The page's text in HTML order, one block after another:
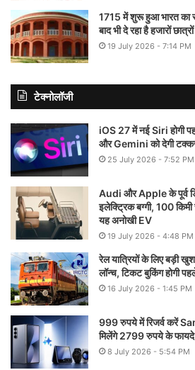
1715 में शुरू हुआ भारत का
बाद भी दे रहा है हजारों छात्रों
19 July 2026 - 7:14 PM
टेक्नोलॉजी
iOS 27 में नई Siri होगी
और Gemini को देगी
25 July 2026 - 7:52 PM
Audi और Apple के पूर्व
इलेक्ट्रिक बग्गी, 100
यह अनोखी EV
19 July 2026 - 4:48 PM
रेल यात्रियों के लिए बड़ी
लॉन्च, टिकट बुकिंग होगी
16 July 2026 - 1:45 PM
999 रुपये में रिजर्व करें
मिलेंगे 2799 रुपये के फायदे
8 July 2026 - 5:54 PM